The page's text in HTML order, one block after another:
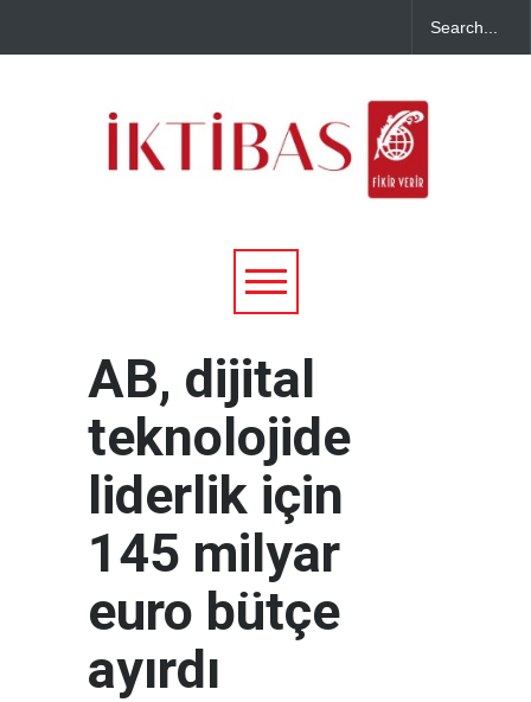
AB, dijital
teknolojide
liderlik için
145 milyar
euro bütçe
ayırdı